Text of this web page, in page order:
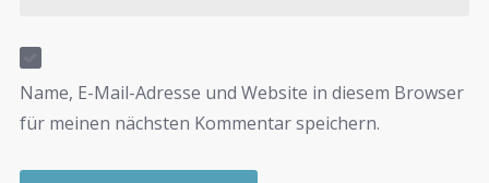
Name, E-Mail-Adresse und Website in diesem Browser
für meinen nächsten Kommentar speichern.